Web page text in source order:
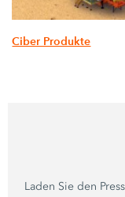
Ciber Produkte
Laden Sie den